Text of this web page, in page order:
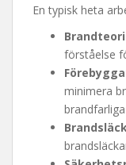
En typisk heta
förståelse
minimera